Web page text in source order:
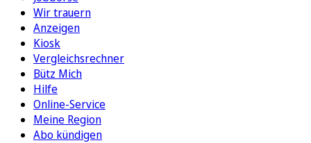
Wir trauern
Anzeigen
Kiosk
Vergleichsrechner
Bütz Mich
Hilfe
Online-Service
Meine Region
Abo kündigen